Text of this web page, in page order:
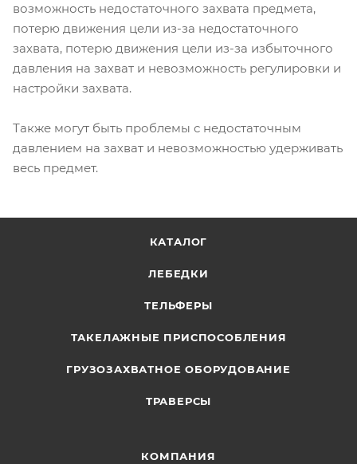
возможность недостаточного захвата предмета,
потерю движения цели из-за недостаточного
захвата, потерю движения цели из-за избыточного
давления на захват и невозможность регулировки и
настройки захвата.
Также могут быть проблемы с недостаточным
давлением на захват и невозможностью удерживать
весь предмет.
КАТАЛОГ
ЛЕБЕДКИ
ТЕЛЬФЕРЫ
ТАКЕЛАЖНЫЕ ПРИСПОСОБЛЕНИЯ
ГРУЗОЗАХВАТНОЕ ОБОРУДОВАНИЕ
ТРАВЕРСЫ
КОМПАНИЯ